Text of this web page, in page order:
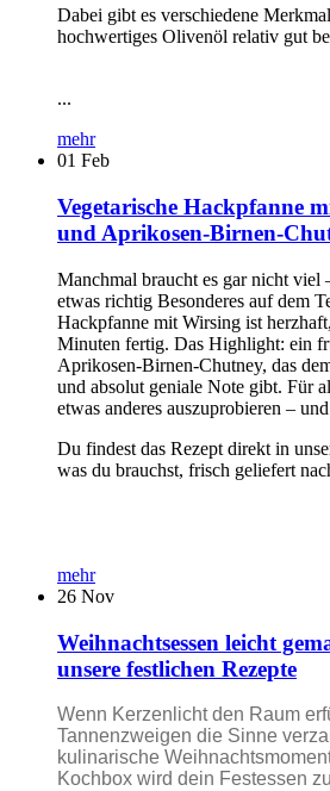
Dabei gibt es verschiedene
hochwertiges Olivenöl relativ gut
...
mehr
01 Feb
Vegetarische Hackpfanne
und Aprikosen-Birnen-
Manchmal braucht es gar nicht viel
etwas richtig Besonderes auf dem
Hackpfanne mit Wirsing ist
Minuten fertig. Das Highlight: ein
Aprikosen-Birnen-Chutney, das
und absolut geniale Note gibt. Für
etwas anderes auszuprobieren –
Du findest das Rezept direkt in
was du brauchst, frisch geliefert
mehr
26 Nov
Weihnachtsessen leicht
unsere festlichen Rezepte
Wenn Kerzenlicht den Raum
Tannenzweigen die Sinne
kulinarische
Kochbox wird dein Festessen